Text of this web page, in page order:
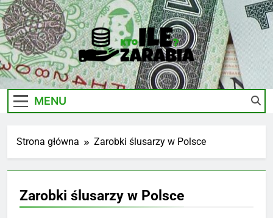
Skip
to
content
Ile-
Zarabia.edu.pl
Zarobki Gwiazd, Ciekawostki I Biznes
MENU
Strona główna Zarobki ślusarzy w Polsce
Zarobki ślusarzy w Polsce